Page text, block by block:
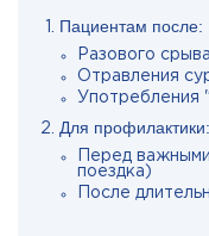
Пациентам после:
Разового
Отравления
Употребления
Для профилактики:
Перед
поездка)
После